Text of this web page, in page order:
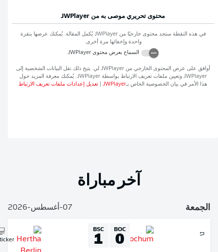
محتوى تحريري موصى به من JWPlayer
في هذه النقطة ستجد محتوى خارجيًا منJWPlayer يُكمل المقالة. يُمكنك عرضها بنقرة
واحدة وإخفائها مرة أخرى.
السماح بعرض محتوىJWPlayer
على عرض المحتوى الخارجي من JWPlayer لي. يتيح ذلك نقل البيانات الشخصية إلى
JWPlayer وتعيين ملفات تعريف الارتباط بواسطةJWPlayer . يُمكنك معرفة المزيد حول
الأمر في بيان الخصوصية الخاص بـJWPlayer
|تعديل إعدادات ملفات تعريف الارتباط
آخر مباراة
BOC
0
BSC
Liveticker